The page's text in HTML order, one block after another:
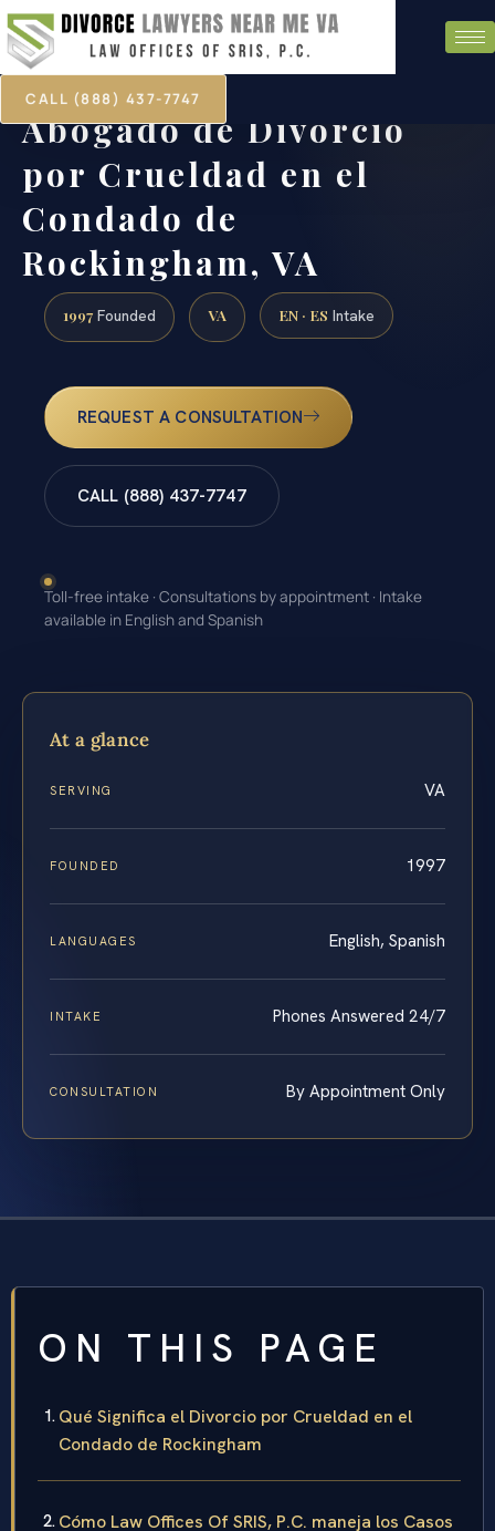
CALL (888) 437-7747
Abogado de Divorcio
por Crueldad en el
Condado de
Rockingham, VA
1997 Founded VA EN · ES Intake
REQUEST A CONSULTATION
CALL (888) 437-7747
Toll-free intake · Consultations by appointment · Intake
available in English and Spanish
At a glance
SERVING VA
FOUNDED 1997
LANGUAGES English, Spanish
INTAKE Phones Answered 24/7
CONSULTATION By Appointment Only
ON THIS PAGE
Qué Significa el Divorcio por Crueldad en el
Condado de Rockingham
Cómo Law Offices Of SRIS, P.C. maneja los Casos